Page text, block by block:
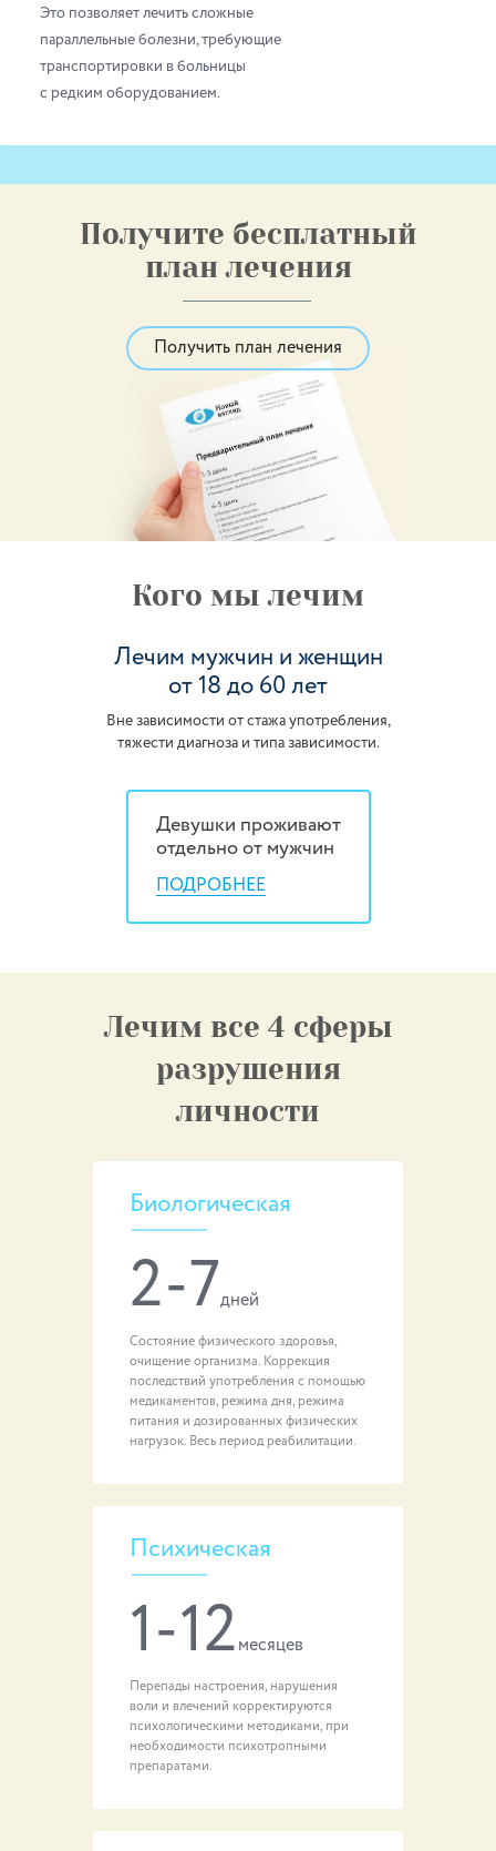
Это позволяет лечить сложные
параллельные болезни, требующие
транспортировки в больницы
с редким оборудованием.
Получите бесплатный
план лечения
Получить план лечения
Кого мы лечим
Лечим мужчин и женщин
от 18 до 60 лет
Вне зависимости от стажа употребления,
тяжести диагноза и типа зависимости.
Девушки проживают
отдельно от мужчин
ПОДРОБНЕЕ
Лечим все 4 сферы
разрушения
личности
Биологическая
2-7дней
Состояние физического здоровья,
очищение организма. Коррекция
последствий употребления с помощью
медикаментов, режима дня, режима
питания и дозированных физических
нагрузок. Весь период реабилитации.
Психическая
1-12 месяцев
Перепады настроения, нарушения
воли и влечений корректируются
психологическими методиками, при
необходимости психотропными
препаратами.